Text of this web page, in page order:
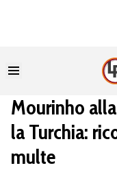
Mourinho
la Turchia:
multe